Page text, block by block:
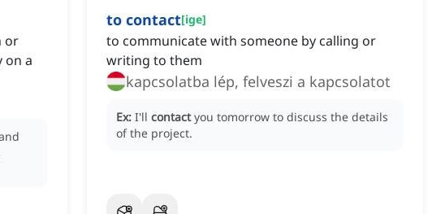
or
on a
to contact[ige]
to communicate with someone by calling or
writing to them
kapcsolatba lép, felveszi a kapcsolatot
Ex: I'll contact you tomorrow to discuss the details
of the project.